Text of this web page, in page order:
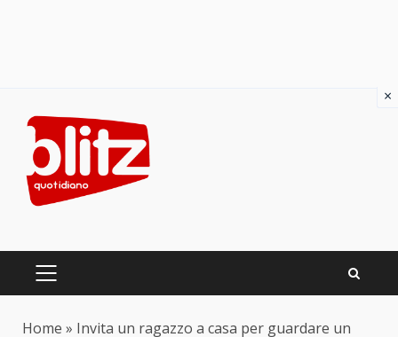
content
PRIMARY
Home » Invita un ragazzo a casa per guardare un
×